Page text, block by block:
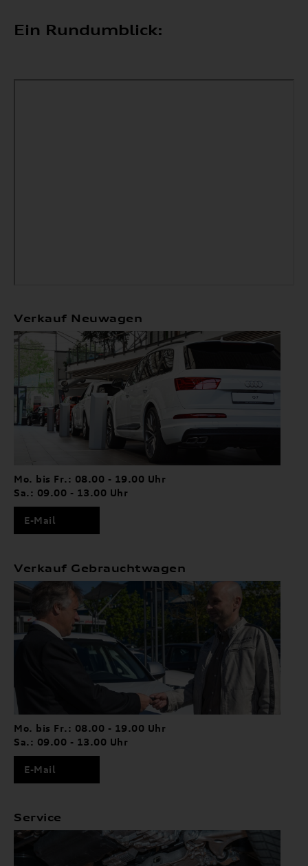
Ein Rundumblick:
Verkauf Neuwagen
Mo. bis Fr.: 08.00 - 19.00 Uhr
Sa.: 09.00 - 13.00 Uhr
E-Mail
Verkauf Gebrauchtwagen
Mo. bis Fr.: 08.00 - 19.00 Uhr
Sa.: 09.00 - 13.00 Uhr
E-Mail
Service